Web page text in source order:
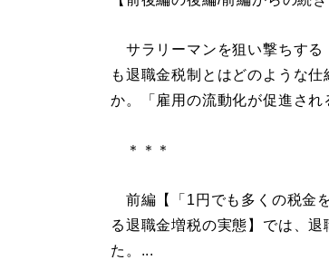
サラリーマンを狙い撃ちする
も退職金税制とはどのような
か。「雇用の流動化が促進さ
＊＊＊
前編【「1円でも多くの税金
る退職金増税の実態】では、
た。...